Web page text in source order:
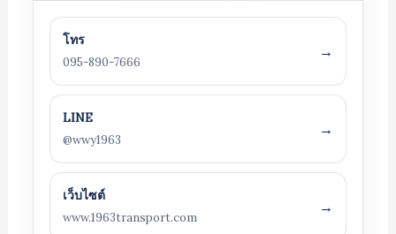
โทร
095-890-7666
→
LINE
@wwy1963
→
เว็บไซต์
www.1963transport.com
→